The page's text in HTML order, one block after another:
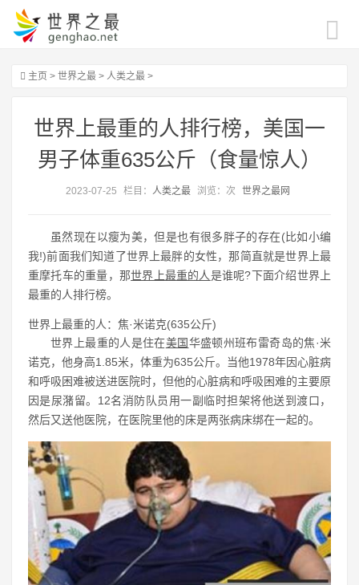
主页 > 世界之最 > 人类之最 >
世界上最重的人排行榜，美国一
男子体重635公斤（食量惊人）
2023-07-25 栏目： 人类之最 浏览： 次 世界之最网
虽然现在以瘦为美，但是也有很多胖子的存在(比如小编
我!)前面我们知道了世界上最胖的女性，那简直就是世界上最
重摩托车的重量，那世界上最重的人是谁呢?下面介绍世界上
最重的人排行榜。
世界上最重的人：焦·米诺克(635公斤)
世界上最重的人是住在美国华盛顿州班布雷奇岛的焦·米
诺克，他身高1.85米，体重为635公斤。当他1978年因心脏病
和呼吸困难被送进医院时，但他的心脏病和呼吸困难的主要原
因是尿潴留。12名消防队员用一副临时担架将他送到渡口，
然后又送他医院，在医院里他的床是两张病床绑在一起的。